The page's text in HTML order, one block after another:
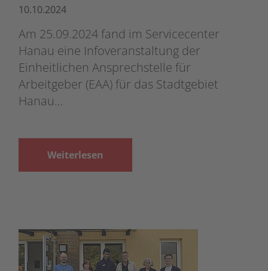
10.10.2024
Am 25.09.2024 fand im Servicecenter
Hanau eine Infoveranstaltung der
Einheitlichen Ansprechstelle für
Arbeitgeber (EAA) für das Stadtgebiet
Hanau…
Weiterlesen